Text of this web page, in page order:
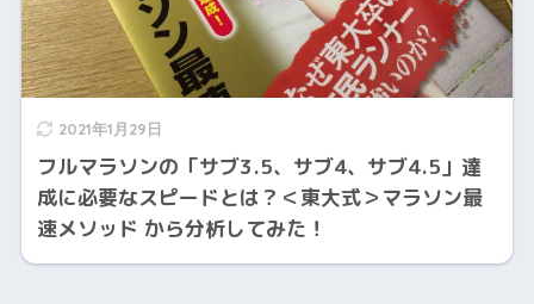
2021年1月29日
フルマラソンの「サブ3.5、サブ4、サブ4.5」達
成に必要なスピードとは？＜東大式＞マラソン最
速メソッド から分析してみた！